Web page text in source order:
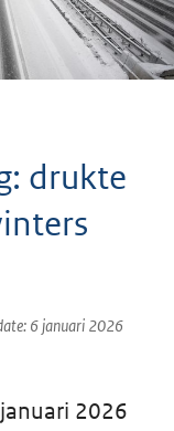
drukte
6 januari 2026
2026